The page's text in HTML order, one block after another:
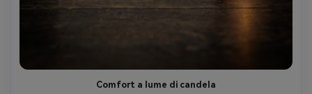
Comfort a lume di candela